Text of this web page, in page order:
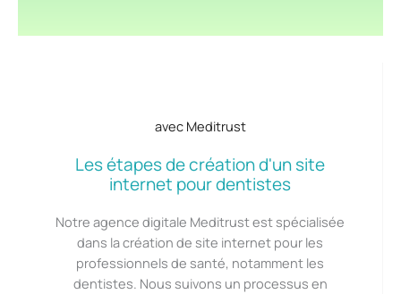
avec Meditrust
Les étapes de création d'un site
internet pour dentistes
Notre agence digitale Meditrust est spécialisée
dans la création de site internet pour les
professionnels de santé, notamment les
dentistes. Nous suivons un processus en